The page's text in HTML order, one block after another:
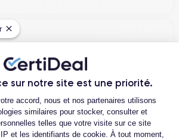
sur notre site est une priorité.
Gestion du
accord, nous et nos partenaires utilisons
similaires pour stocker, consulter et
telles que votre visite sur ce site
et les identifiants de cookie. À tout moment,